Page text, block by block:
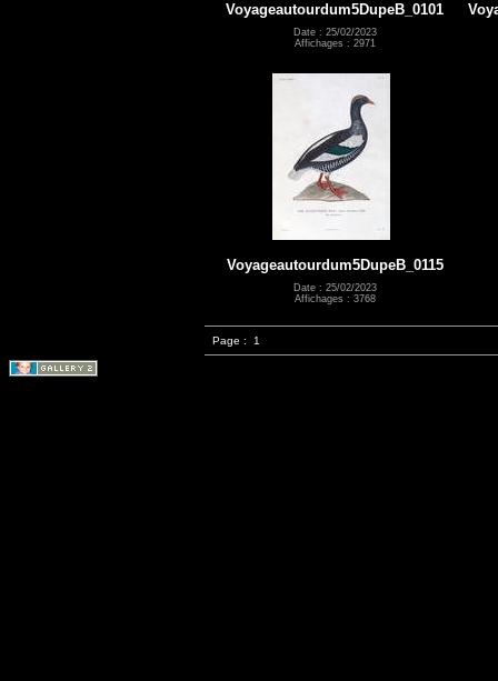
Voyageautourdum5DupeB_0101
Date : 25/02/2023
Affichages : 2971
Voyageautourdum5DupeB_0115
Date : 25/02/2023
Affichages : 3768
Page : 1